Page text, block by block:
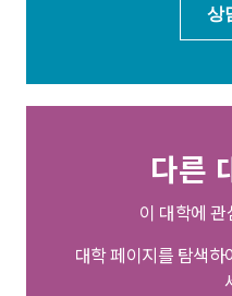
상
다른
이 대학에
대학 페이지를 탐색